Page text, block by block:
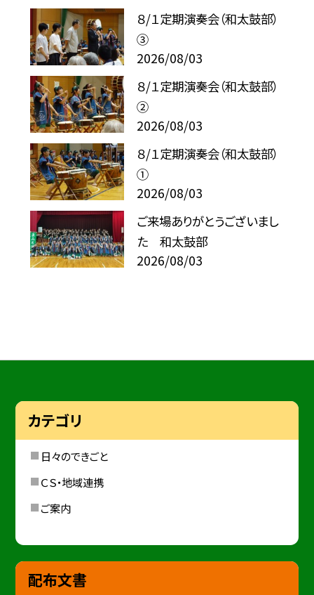
８/１定期演奏会（和太鼓部）
③
2026/08/03
８/１定期演奏会（和太鼓部）
②
2026/08/03
８/１定期演奏会（和太鼓部）
①
2026/08/03
ご来場ありがとうございまし
た 和太鼓部
2026/08/03
カテゴリ
日々のできごと
ＣＳ・地域連携
ご案内
配布文書